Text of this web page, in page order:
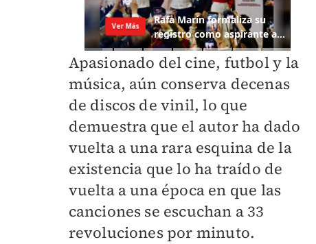
Apasionado del cine, futbol y la
música, aún conserva decenas
de discos de vinil, lo que
demuestra que el autor ha dado
vuelta a una rara esquina de la
existencia que lo ha traído de
vuelta a una época en que las
canciones se escuchan a 33
revoluciones por minuto.